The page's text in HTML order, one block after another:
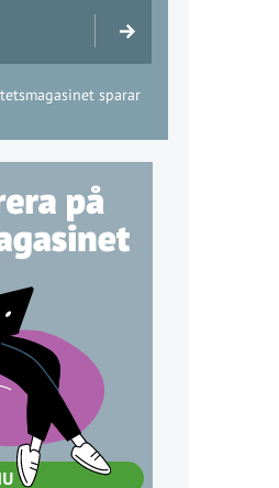
sparar